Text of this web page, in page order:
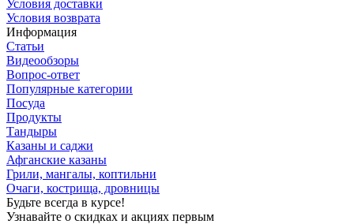
Условия доставки
Условия возврата
Информация
Статьи
Видеообзоры
Вопрос-ответ
Популярные категории
Посуда
Продукты
Тандыры
Казаны и саджи
Афганские казаны
Грили, мангалы, коптильни
Очаги, кострища, дровницы
Будьте всегда в курсе!
Узнавайте о скидках и акциях первым